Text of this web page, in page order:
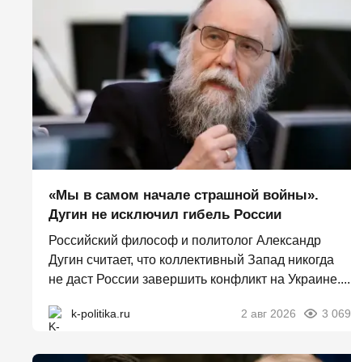
«Мы в самом начале страшной войны».
Дугин не исключил гибель России
Российский философ и политолог Александр
Дугин считает, что коллективный Запад никогда
не даст России завершить конфликт на Украине....
k-politika.ru 2 авг 2026 3 069